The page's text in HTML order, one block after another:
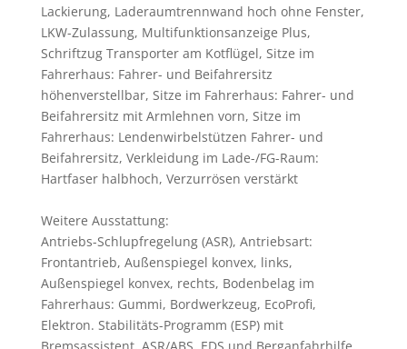
Lackierung, Laderaumtrennwand hoch ohne Fenster,
LKW-Zulassung, Multifunktionsanzeige Plus,
Schriftzug Transporter am Kotflügel, Sitze im
Fahrerhaus: Fahrer- und Beifahrersitz
höhenverstellbar, Sitze im Fahrerhaus: Fahrer- und
Beifahrersitz mit Armlehnen vorn, Sitze im
Fahrerhaus: Lendenwirbelstützen Fahrer- und
Beifahrersitz, Verkleidung im Lade-/FG-Raum:
Hartfaser halbhoch, Verzurrösen verstärkt
Weitere Ausstattung:
Antriebs-Schlupfregelung (ASR), Antriebsart:
Frontantrieb, Außenspiegel konvex, links,
Außenspiegel konvex, rechts, Bodenbelag im
Fahrerhaus: Gummi, Bordwerkzeug, EcoProfi,
Elektron. Stabilitäts-Programm (ESP) mit